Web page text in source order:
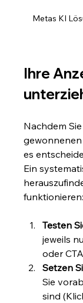
Metas KI
Ihre
Nachdem
es
Ein
funktionieren:
Testen
jeweils
oder
Setzen
Sie
sind